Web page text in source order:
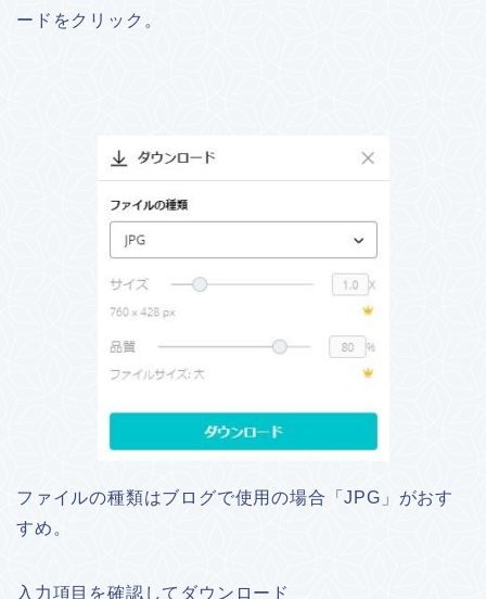
ードをクリック。
ファイルの種類はブログで使用の場合「JPG」がおす
すめ。
入力項目を確認してダウンロード